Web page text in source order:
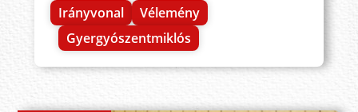
Irányvonal
Vélemény
Gyergyószentmiklós